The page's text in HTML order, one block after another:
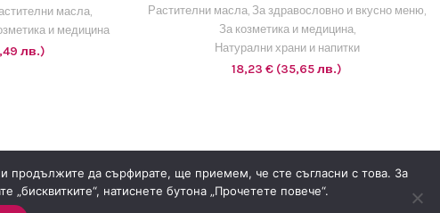
масла
и медицина
лв.)
Растителни масла За здравословно и вкусно меню
За козметика и медицина,
Натурални храни и напитки
18,23€ (35,65 лв.)
продължите да сърфирате, ще приемем, че сте съгласни с това. За
натиснете бутона „Прочетете повече“.